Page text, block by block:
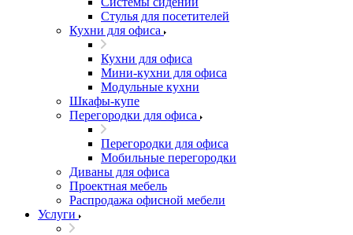
Стулья для посетителей
Кухни для офиса
Кухни для офиса
Мини-кухни для офиса
Модульные кухни
Шкафы-купе
Перегородки для офиса
Перегородки для офиса
Мобильные перегородки
Диваны для офиса
Проектная мебель
Распродажа офисной мебели
Услуги